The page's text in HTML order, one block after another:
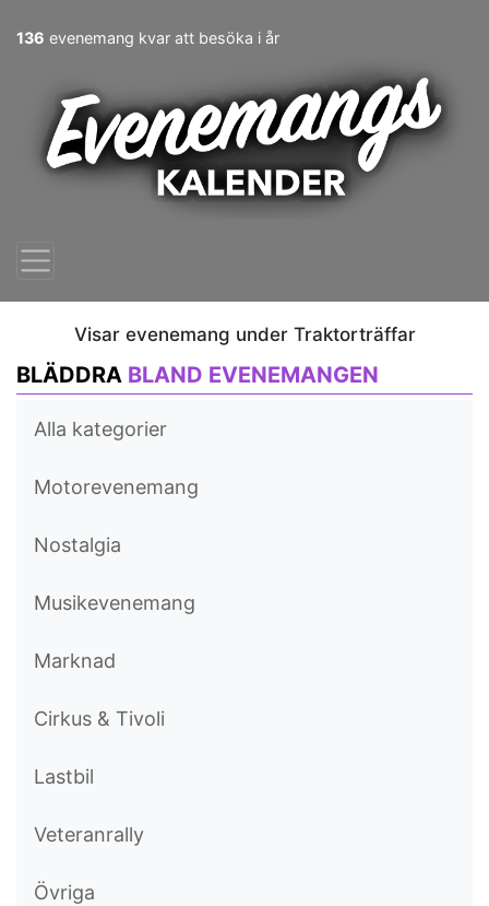
136 evenemang kvar att besöka i år
Visar evenemang under Traktorträffar
BLÄDDRA BLAND EVENEMANGEN
Alla kategorier
Motorevenemang
Nostalgia
Musikevenemang
Marknad
Cirkus & Tivoli
Lastbil
Veteranrally
Övriga